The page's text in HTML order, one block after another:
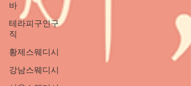
바
테라피구인구
직
황제스웨디시
강남스웨디시